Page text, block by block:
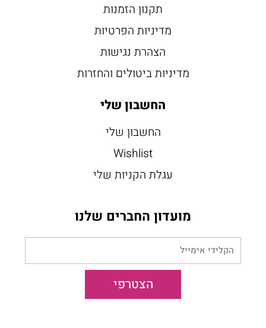
תקנון הזמנות
מדיניות הפרטיות
הצהרת נגישות
מדיניות ביטולים והחזרות
החשבון שלי
החשבון שלי
Wishlist
עגלת הקניות שלי
מועדון החברים שלנו
הקלידי
אימייל
הצטרפי